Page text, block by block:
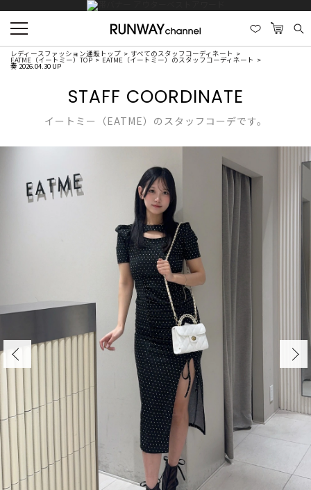
レディースファッション通販トップ すべてのスタッフコーディネート
EATME（イートミー）TOP EATME（イートミー）のスタッフコーディネート
奏 2026.04.30 UP
STAFF COORDINATE
イートミー（EATME）のスタッフコーデです。